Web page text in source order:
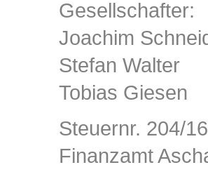
Gesellschafter:
Joachim
Stefan Walter
Tobias Giesen
Steuernr. 204/
Finanzamt